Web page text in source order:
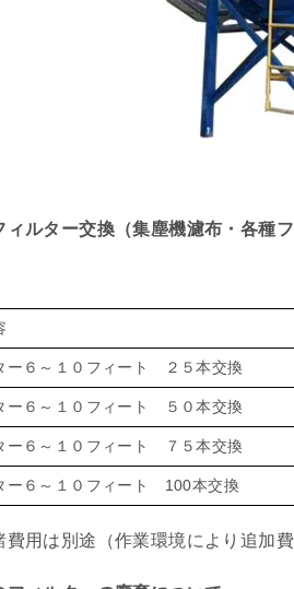
ィルター交換（集塵機濾布・各種フ
ー６～１０フィート ２５本交換
ー６～１０フィート ５０本交換
ー６～１０フィート ７５本交換
ー６～１０フィート 100本交換
費用は別途（作業環境により追加